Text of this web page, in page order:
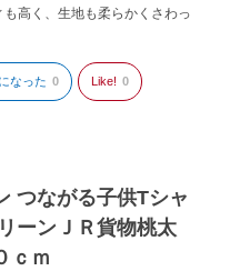
高く、生地も柔らかくさわっ
なった 0 Like! 0
つながる子供Tシャ
ーンＪＲ貨物桃太
ｃｍ